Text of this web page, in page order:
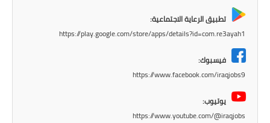
المرحلة الاعدادية
تطبيق الرعاية الاجتماعية:
https://play.google.com/store/apps/details?id=com.re3ayah1
فيسبوك:
https://www.facebook.com/iraqjobs9
يوتيوب:
https://www.youtube.com/@iraqjobs